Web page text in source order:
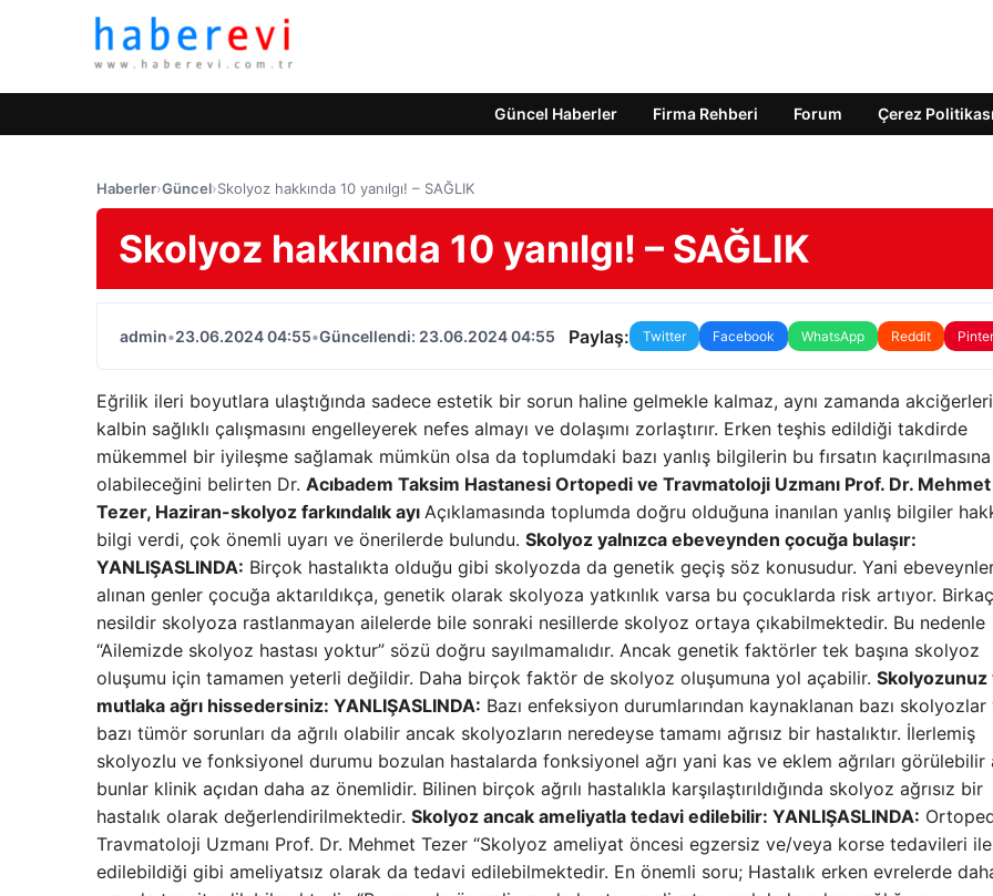
Güncel Haberler Firma Rehberi Forum Çerez Politikası
Haberler›Güncel›Skolyoz hakkında 10 yanılgı! – SAĞLIK
Skolyoz hakkında 10 yanılgı! – SAĞLIK
admin•23.06.2024 04:55•Güncellendi: 23.06.2024 04:55 Paylaş: Twitter Facebook WhatsApp Reddit
Eğrilik ileri boyutlara ulaştığında sadece estetik bir sorun haline gelmekle kalmaz, aynı zamanda
kalbin sağlıklı çalışmasını engelleyerek nefes almayı ve dolaşımı zorlaştırır. Erken teşhis edildiği takdirde
mükemmel bir iyileşme sağlamak mümkün olsa da toplumdaki bazı yanlış bilgilerin bu fırsatın
olabileceğini belirten Dr. Acıbadem Taksim Hastanesi Ortopedi ve Travmatoloji Uzmanı Prof. Dr. Mehmet
Tezer, Haziran-skolyoz farkındalık ayı Açıklamasında toplumda doğru olduğuna inanılan yanlış bilgiler
bilgi verdi, çok önemli uyarı ve önerilerde bulundu. Skolyoz yalnızca ebeveynden çocuğa bulaşır:
YANLIŞASLINDA: Birçok hastalıkta olduğu gibi skolyozda da genetik geçiş söz konusudur. Yani
alınan genler çocuğa aktarıldıkça, genetik olarak skolyoza yatkınlık varsa bu çocuklarda risk artıyor. Birkaç
nesildir skolyoza rastlanmayan ailelerde bile sonraki nesillerde skolyoz ortaya çıkabilmektedir. Bu nedenle
“Ailemizde skolyoz hastası yoktur” sözü doğru sayılmamalıdır. Ancak genetik faktörler tek başına skolyoz
oluşumu için tamamen yeterli değildir. Daha birçok faktör de skolyoz oluşumuna yol açabilir. Skolyozunuz
mutlaka ağrı hissedersiniz: YANLIŞASLINDA: Bazı enfeksiyon durumlarından kaynaklanan bazı skolyozlar
bazı tümör sorunları da ağrılı olabilir ancak skolyozların neredeyse tamamı ağrısız bir hastalıktır. İlerlemiş
skolyozlu ve fonksiyonel durumu bozulan hastalarda fonksiyonel ağrı yani kas ve eklem ağrıları görülebilir
bunlar klinik açıdan daha az önemlidir. Bilinen birçok ağrılı hastalıkla karşılaştırıldığında skolyoz ağrısız bir
hastalık olarak değerlendirilmektedir. Skolyoz ancak ameliyatla tedavi edilebilir: YANLIŞASLINDA:
Travmatoloji Uzmanı Prof. Dr. Mehmet Tezer “Skolyoz ameliyat öncesi egzersiz ve/veya korse tedavileri
edilebildiği gibi ameliyatsız olarak da tedavi edilebilmektedir. En önemli soru; Hastalık erken evrelerde